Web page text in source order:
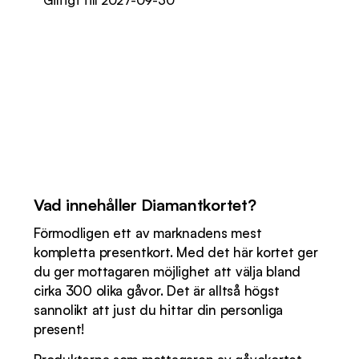
Vad innehåller Diamantkortet?
Förmodligen ett av marknadens mest
kompletta presentkort. Med det här kortet ger
du ger mottagaren möjlighet att välja bland
cirka 300 olika gåvor. Det är alltså högst
sannolikt att just du hittar din personliga
present!